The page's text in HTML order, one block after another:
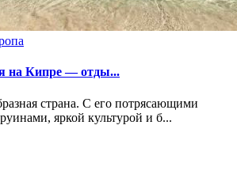
на Кипре — отды...
страна. С его потрясающими
яркой культурой и б...